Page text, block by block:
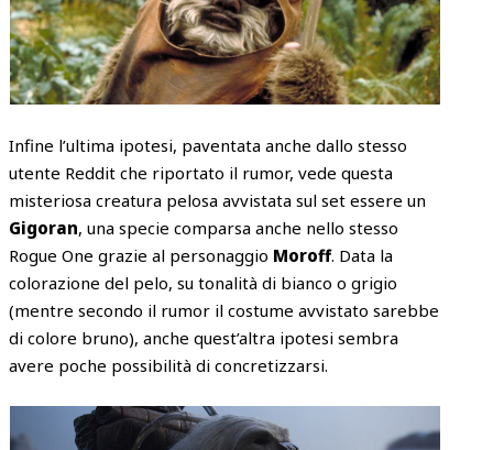
Infine l’ultima ipotesi, paventata anche dallo stesso
utente Reddit che riportato il rumor, vede questa
misteriosa creatura pelosa avvistata sul set essere un
Gigoran, una specie comparsa anche nello stesso
Rogue One grazie al personaggio Moroff. Data la
colorazione del pelo, su tonalità di bianco o grigio
(mentre secondo il rumor il costume avvistato sarebbe
di colore bruno), anche quest’altra ipotesi sembra
avere poche possibilità di concretizzarsi.